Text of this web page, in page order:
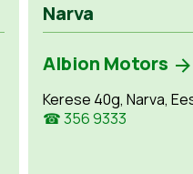
Narva
Albion Motors
Kerese 40g, Narva,
☎ 356 9333